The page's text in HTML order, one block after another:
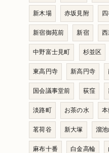
新木場 赤坂見附
新宿御苑前 新宿
中野富士見町 杉並区
東高円寺 新高円寺
国会議事堂前 荻窪
淡路町 お茶の水 本
茗荷谷 新大塚 溜池
麻布十番 白金高輪